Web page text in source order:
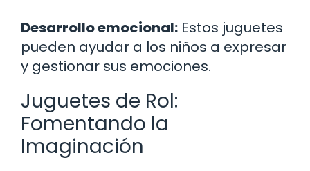
Desarrollo emocional: Estos juguetes
pueden ayudar a los niños a expresar
y gestionar sus emociones.
Juguetes de Rol:
Fomentando la
Imaginación